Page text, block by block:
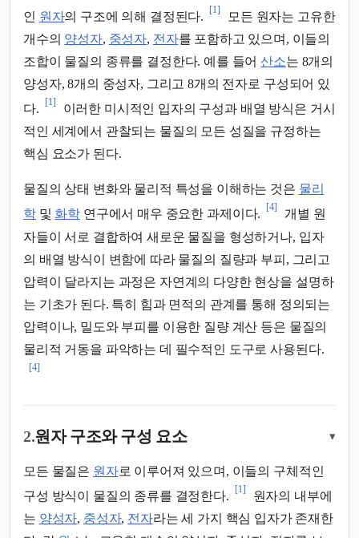
인 원자의 구조에 의해 결정된다.
[1]
모든 원자는 고유한
개수의 양성자, 중성자, 전자를 포함하고 있으며, 이들의
조합이 물질의 종류를 결정한다. 예를 들어산소는 8개의
양성자, 8개의 중성자, 그리고 8개의 전자로 구성되어 있
다.
[1]
이러한 미시적인 입자의 구성과 배열 방식은 거시
적인 세계에서 관찰되는 물질의 모든 성질을 규정하는
핵심 요소가 된다.
물질의 상태 변화와 물리적 특성을 이해하는 것은 물리
학및 화학 연구에서 매우 중요한 과제이다.
[4]
개별 원
자들이 서로 결합하여 새로운 물질을 형성하거나, 입자
의 배열 방식이 변함에 따라 물질의 질량과 부피, 그리고
압력이 달라지는 과정은 자연계의 다양한 현상을 설명하
는 기초가 된다. 특히 힘과 면적의 관계를 통해 정의되는
압력이나, 밀도와 부피를 이용한 질량 계산 등은 물질의
물리적 거동을 파악하는 데 필수적인 도구로 사용된다.
[4]
2.원자 구조와 구성 요소 ▾
모든 물질은 원자로 이루어져 있으며, 이들의 구체적인
구성 방식이 물질의 종류를 결정한다.
[1]
원자의 내부에
는 양성자, 중성자, 전자라는 세 가지 핵심 입자가 존재한